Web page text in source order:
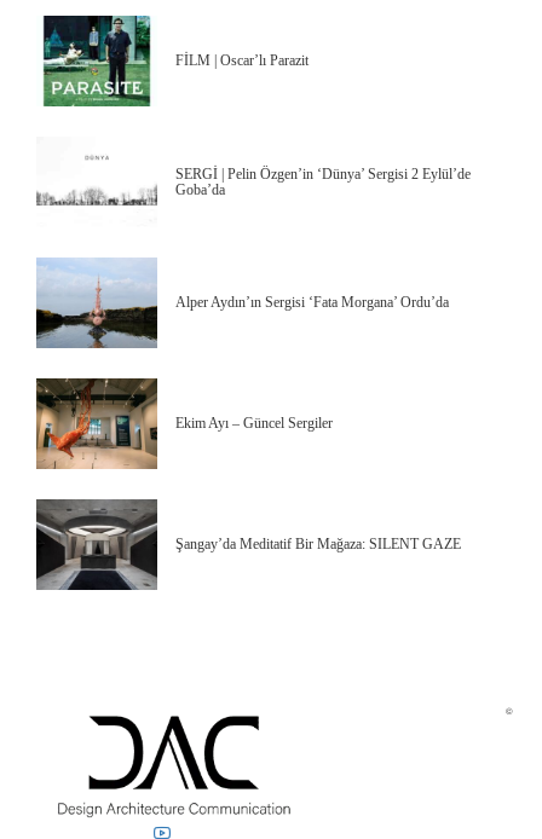
FİLM | Oscar’lı Parazit
SERGİ | Pelin Özgen’in ‘Dünya’ Sergisi 2 Eylül’de
Goba’da
Alper Aydın’ın Sergisi ‘Fata Morgana’ Ordu’da
Ekim Ayı – Güncel Sergiler
Şangay’da Meditatif Bir Mağaza: SILENT GAZE
©